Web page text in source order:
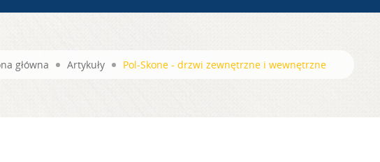
główna Artykuły Pol-Skone - drzwi zewnętrzne i wewnętrzne